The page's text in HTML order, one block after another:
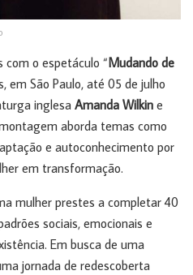
com o espetáculo “Mudando de
em São Paulo, até 05 de julho
inglesa Amanda Wilkin e
aborda temas como
e autoconhecimento por
em transformação.
mulher prestes a completar 40
sociais, emocionais e
Em busca de uma
jornada de redescoberta